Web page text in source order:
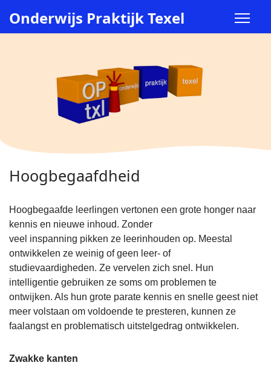
Onderwijs Praktijk Texel
Hoogbegaafdheid
Hoogbegaafde leerlingen vertonen een grote honger naar
kennis en nieuwe inhoud. Zonder
veel inspanning pikken ze leerinhouden op. Meestal
ontwikkelen ze weinig of geen leer- of
studievaardigheden. Ze vervelen zich snel. Hun
intelligentie gebruiken ze soms om problemen te
ontwijken. Als hun grote parate kennis en snelle geest niet
meer volstaan om voldoende te presteren, kunnen ze
faalangst en problematisch uitstelgedrag ontwikkelen.
Zwakke kanten